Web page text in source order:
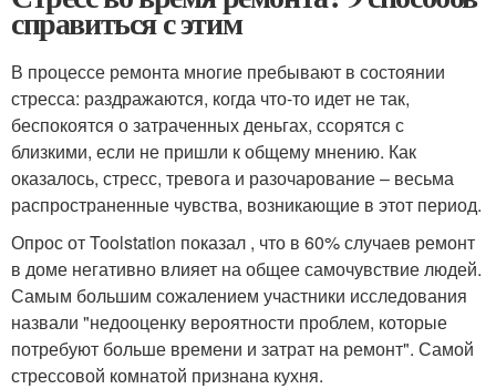
справиться с этим
В процессе ремонта многие пребывают в состоянии
стресса: раздражаются, когда что-то идет не так,
беспокоятся о затраченных деньгах, ссорятся с
близкими, если не пришли к общему мнению. Как
оказалось, стресс, тревога и разочарование – весьма
распространенные чувства, возникающие в этот период.
Опрос от Toolstation показал , что в 60% случаев ремонт
в доме негативно влияет на общее самочувствие людей.
Самым большим сожалением участники исследования
назвали "недооценку вероятности проблем, которые
потребуют больше времени и затрат на ремонт". Самой
стрессовой комнатой признана кухня.